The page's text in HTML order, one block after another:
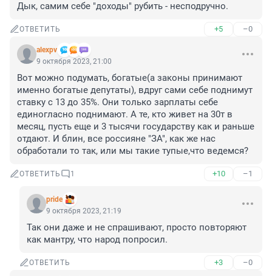
Дык, самим себе "доходы" рубить - несподручно.
ОТВЕТИТЬ +5 –0
alexpv
9 октября 2023, 21:00
Вот можно подумать, богатые(а законы принимают
именно богатые депутаты), вдруг сами себе поднимут
ставку с 13 до 35%. Они только зарплаты себе
единогласно поднимают. А те, кто живет на 30т в
месяц, пусть еще и 3 тысячи государству как и раньше
отдают. И блин, все россияне "ЗА", как же нас
обработали то так, или мы такие тупые,что ведемся?
ОТВЕТИТЬ 1 +10 –1
pride
9 октября 2023, 21:19
Так они даже и не спрашивают, просто повторяют
как мантру, что народ попросил.
ОТВЕТИТЬ +3 –0